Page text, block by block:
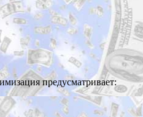
предусматривает: